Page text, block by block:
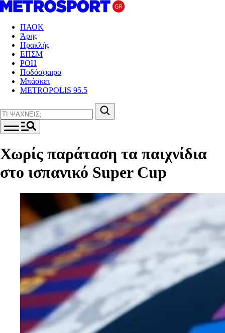
ΠΑΟΚ
Άρης
Ηρακλής
ΕΠΣΜ
ΡΟΗ
Ποδόσφαιρο
Μπάσκετ
METROPOLIS 95.5
Χωρίς παράταση τα παιχνίδια
στο ισπανικό Super Cup